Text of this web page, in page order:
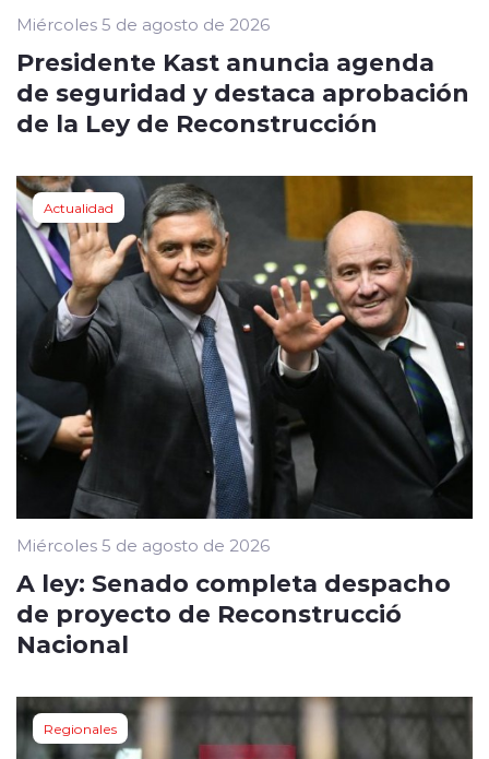
Miércoles 5 de agosto de 2026
Presidente Kast anuncia agenda
de seguridad y destaca aprobación
de la Ley de Reconstrucción
Actualidad
Miércoles 5 de agosto de 2026
A ley: Senado completa despacho
de proyecto de Reconstrucció
Nacional
Regionales